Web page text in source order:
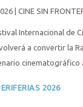
| CINE SIN
Internacional de
a convertir la
cinematográfico
2026